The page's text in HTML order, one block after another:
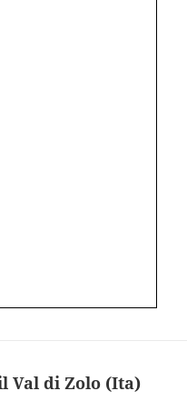
Val di Zolo (Ita)